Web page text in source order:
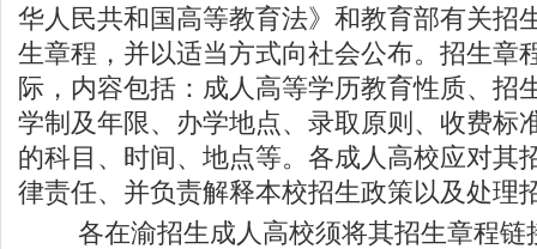
华人民共和国高等教育法》和教育部有关招
生章程，并以适当方式向社会公布。招生章
际，内容包括：成人高等学历教育性质、招
学制及年限、办学地点、录取原则、收费标
的科目、时间、地点等。各成人高校应对其
律责任、并负责解释本校招生政策以及处理
各在渝招生成人高校须将其招生章程链